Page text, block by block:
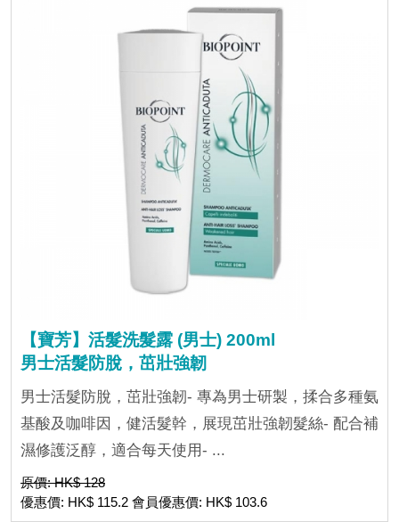
【寶芳】活髮洗髮露 (男士) 200ml
男士活髮防脫，茁壯強韌
男士活髮防脫，茁壯強韌- 專為男士研製，揉合多種氨
基酸及咖啡因，健活髮幹，展現茁壯強韌髮絲- 配合補
濕修護泛醇，適合每天使用- ...
原價: HK$ 128
優惠價: HK$ 115.2 會員優惠價: HK$ 103.6